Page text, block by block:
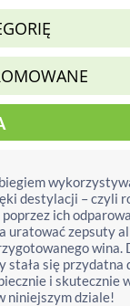
destylacji – czyli
ich
uratować zepsuty
stała się
i skutecznie
niniejszym dziale!